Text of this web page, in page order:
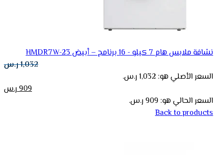
نشافة ملابس هام 7 كيلو - 16 برنامج – أبيض HMDR7W-23
1,032ر.س
السعر الأصلي هو: 1,032 ر.س.
909ر.س
السعر الحالي هو: 909 ر.س.
Back to products